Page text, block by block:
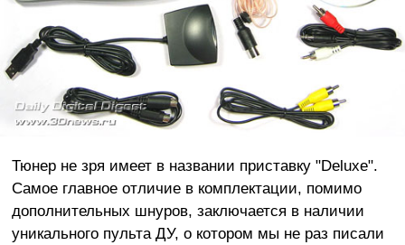
Тюнер не зря имеет в названии приставку "Deluxe".
Самое главное отличие в комплектации, помимо
дополнительных шнуров, заключается в наличии
уникального пульта ДУ, о котором мы не раз писали